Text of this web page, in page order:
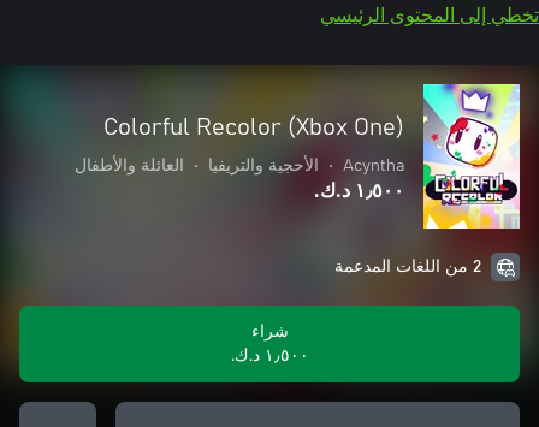
تخطي إلى المحتوى الرئيسي
Colorful Recolor (Xbox One)
Acyntha
• الأحجية والتريفيا • العائلة والأطفال
١٫٥٠٠ د.ك.‏
2 من اللغات المدعمة
شراء
١٫٥٠٠ د.ك.‏